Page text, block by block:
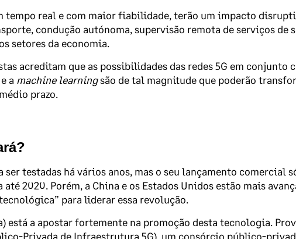
tempo real e com maior fiabilidade, terão um impacto
condução autónoma, supervisão remota de serviços de
setores da economia.
acreditam que as possibilidades das redes 5G em conjunto
a machine learningsão de tal magnitude que poderão
prazo.
ser testadas há vários anos, mas o seu lançamento comercial
2020. Porém, a China e os Estados Unidos estão mais
para liderar essa revolução.
está a apostar fortemente na promoção desta tecnologia.
Privada de Infraestrutura 5G), um consórcio público-